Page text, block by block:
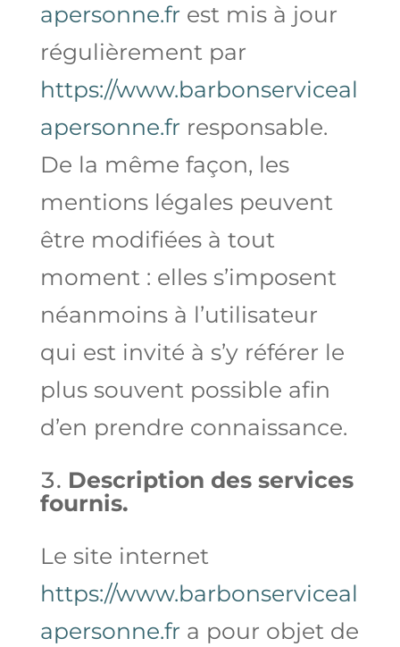
apersonne.fr est mis à jour
régulièrement par
https://www.barbonserviceal
apersonne.fr responsable.
De la même façon, les
mentions légales peuvent
être modifiées à tout
moment : elles s’imposent
néanmoins à l’utilisateur
qui est invité à s’y référer le
plus souvent possible afin
d’en prendre connaissance.
Description des services
fournis.
Le site internet
https://www.barbonserviceal
apersonne.fr a pour objet de